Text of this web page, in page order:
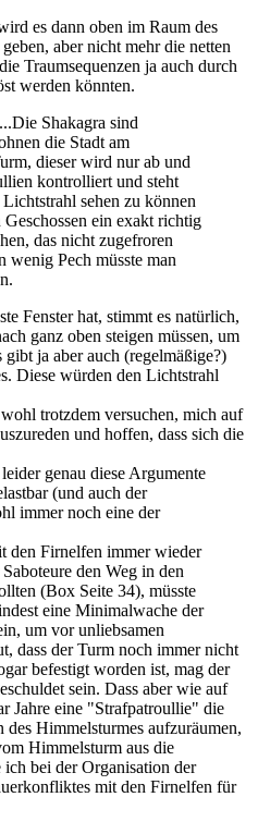
es dann oben im Raum des
aber nicht mehr die netten
Traumsequenzen ja auch durch
werden könnten.
...Die Shakagra sind
die Stadt am
dieser wird nur ab und
kontrolliert und steht
sehen zu können
ein exakt richtig
das nicht zugefroren
wenig Pech müsste man
Fenster hat, stimmt es natürlich,
ganz oben steigen müssen, um
ja aber auch (regelmäßige?)
Diese würden den Lichtstrahl
trotzdem versuchen, mich auf
und hoffen, dass sich die
genau diese Argumente
(und auch der
immer noch eine der
den Firnelfen immer wieder
den Weg in den
(Box Seite 34), müsste
eine Minimalwache der
um vor unliebsamen
dass der Turm noch immer nicht
befestigt worden ist, mag der
sein. Dass aber wie auf
Jahre eine "Strafpatroullie" die
Himmelsturmes aufzuräumen,
Himmelsturm aus die
bei der Organisation der
mit den Firnelfen für